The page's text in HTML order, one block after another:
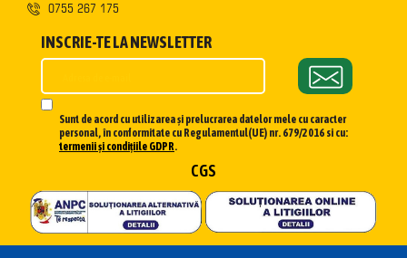
0755 267 175
INSCRIE-TE LA NEWSLETTER
Sunt de acord cu utilizarea și prelucrarea datelor mele cu caracter
personal, în conformitate cu Regulamentul(UE) nr. 679/2016 si cu:
termenii și condițiile GDPR.
CGS